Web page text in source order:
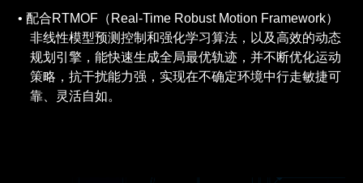
配合RTMOF（Real-Time Robust Motion Framework）
非线性模型预测控制和强化学习算法，以及高效的动态
规划引擎，能快速生成全局最优轨迹，并不断优化运动
策略，抗干扰能力强，实现在不确定环境中行走敏捷可
靠、灵活自如。